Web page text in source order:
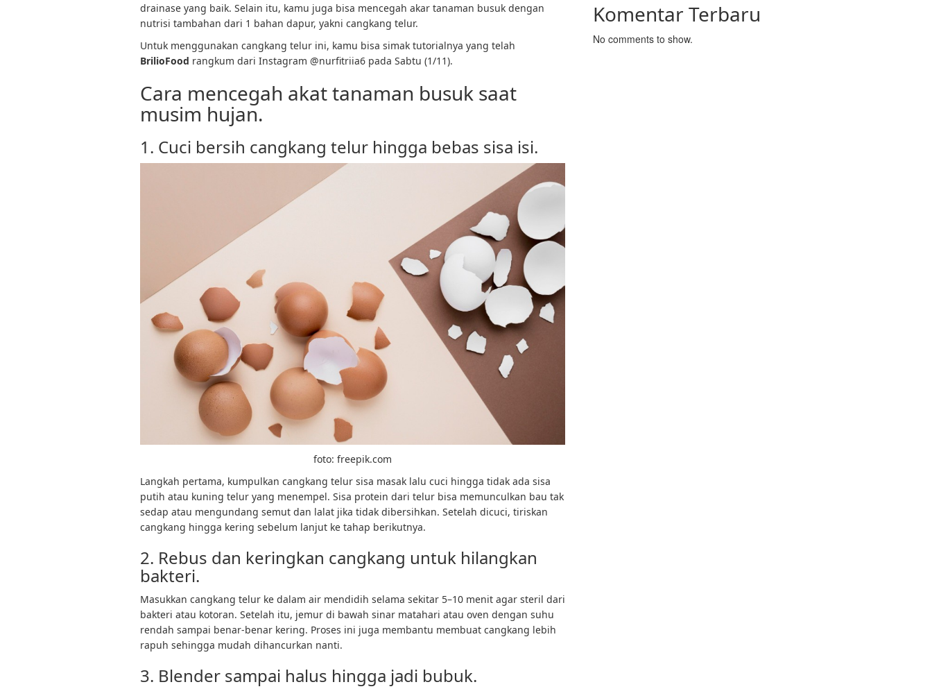
drainase yang baik. Selain itu, kamu juga bisa mencegah akar tanaman busuk dengan
nutrisi tambahan dari 1 bahan dapur, yakni cangkang telur.
Untuk menggunakan cangkang telur ini, kamu bisa simak tutorialnya yang telah
BrilioFood rangkum dari Instagram @nurfitriia6 pada Sabtu (1/11).
Cara mencegah akat tanaman busuk saat
musim hujan.
1. Cuci bersih cangkang telur hingga bebas sisa isi.
foto: freepik.com
Langkah pertama, kumpulkan cangkang telur sisa masak lalu cuci hingga tidak ada sisa
putih atau kuning telur yang menempel. Sisa protein dari telur bisa memunculkan bau tak
sedap atau mengundang semut dan lalat jika tidak dibersihkan. Setelah dicuci, tiriskan
cangkang hingga kering sebelum lanjut ke tahap berikutnya.
2. Rebus dan keringkan cangkang untuk hilangkan
bakteri.
Masukkan cangkang telur ke dalam air mendidih selama sekitar 5–10 menit agar steril dari
bakteri atau kotoran. Setelah itu, jemur di bawah sinar matahari atau oven dengan suhu
rendah sampai benar-benar kering. Proses ini juga membantu membuat cangkang lebih
rapuh sehingga mudah dihancurkan nanti.
3. Blender sampai halus hingga jadi bubuk.
Komentar Terbaru
No comments to show.